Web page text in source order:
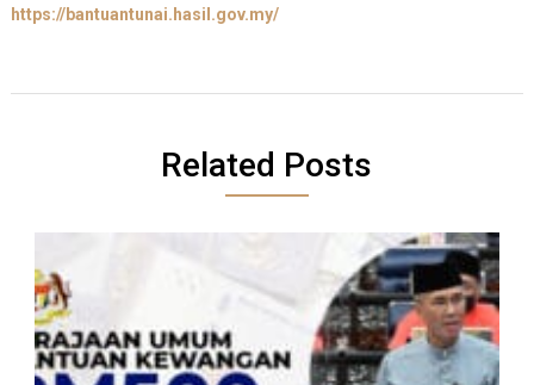
https://bantuantunai.hasil.gov.my/
Related Posts